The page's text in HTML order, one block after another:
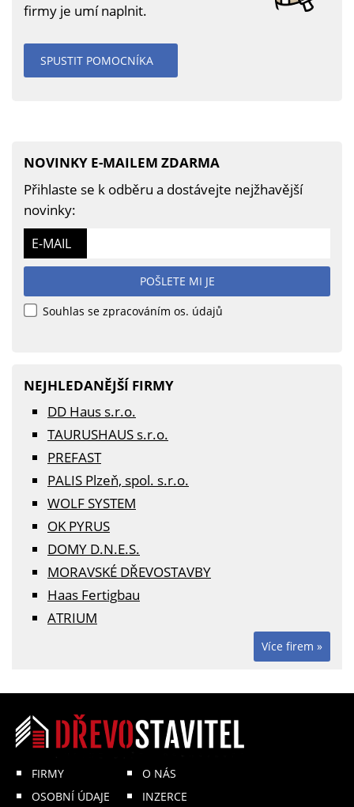
firmy je umí naplnit.
SPUSTIT POMOCNÍKA
NOVINKY E-MAILEM ZDARMA
Přihlaste se k odběru a dostávejte nejžhavější
novinky:
E-MAIL
POŠLETE MI JE
Souhlas se zpracováním os. údajů
NEJHLEDANĚJŠÍ FIRMY
DD Haus s.r.o.
TAURUSHAUS s.r.o.
PREFAST
PALIS Plzeň, spol. s.r.o.
WOLF SYSTEM
OK PYRUS
DOMY D.N.E.S.
MORAVSKÉ DŘEVOSTAVBY
Haas Fertigbau
ATRIUM
Více firem »
FIRMY
OSOBNÍ ÚDAJE
O NÁS
INZERCE